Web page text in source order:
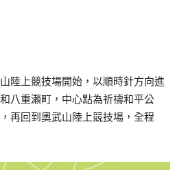
陸上競技場開始，以順時針方向進
八重瀨町，中心點為祈禱和平公
再回到奧武山陸上競技場，全程